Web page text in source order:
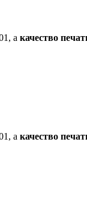
а качество
а качество